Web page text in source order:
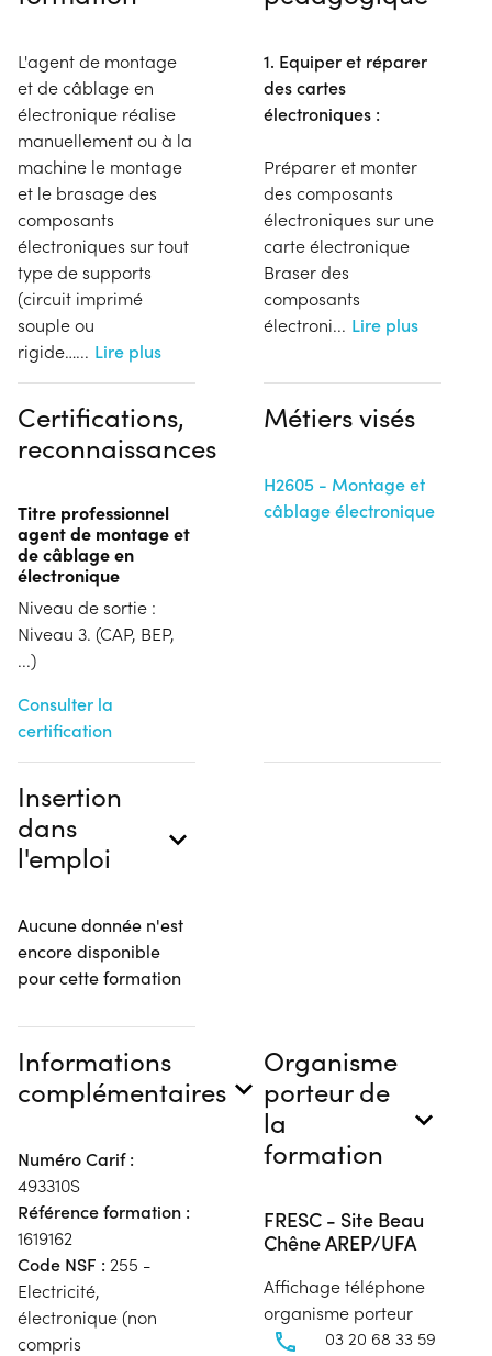
L'agent de montage
et de câblage en
électronique réalise
manuellement ou à la
machine le montage
et le brasage des
composants
électroniques sur tout
type de supports
(circuit imprimé
souple ou
rigide…... Lire plus
1. Equiper et réparer
des cartes
électroniques :
Préparer et monter
des composants
électroniques sur une
carte électronique
Braser des
composants
électroni... Lire plus
Certifications,
reconnaissances
Titre professionnel
agent de montage et
de câblage en
électronique
Niveau de sortie :
Niveau 3. (CAP, BEP,
...)
Consulter la
certification
Métiers visés
H2605 - Montage et
câblage électronique
Insertion
dans
l'emploi
Aucune donnée n'est
encore disponible
pour cette formation
Informations
complémentaires
Numéro Carif :
493310S
Référence formation :
1619162
Code NSF : 255 -
Electricité,
électronique (non
compris
Organisme
porteur de
la
formation
FRESC - Site Beau
Chêne AREP/UFA
Affichage téléphone
organisme porteur
03 20 68 33 59